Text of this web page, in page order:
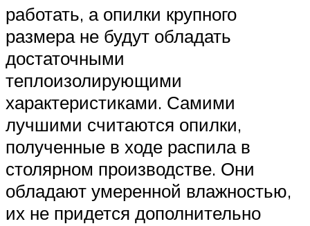
работать, а опилки крупного
размера не будут обладать
достаточными
теплоизолирующими
характеристиками. Самими
лучшими считаются опилки,
полученные в ходе распила в
столярном производстве. Они
обладают умеренной влажностью,
их не придется дополнительно